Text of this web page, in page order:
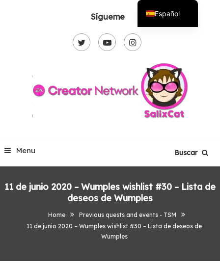
Sígueme
Menu Buscar
11 de junio 2020 – Wumples wishlist #30 – Lista de
deseos de Wumples
Home
Previous quests and events - TSM
11 de junio 2020 – Wumples wishlist #30 – Lista de deseos de
Wumples
Español
English